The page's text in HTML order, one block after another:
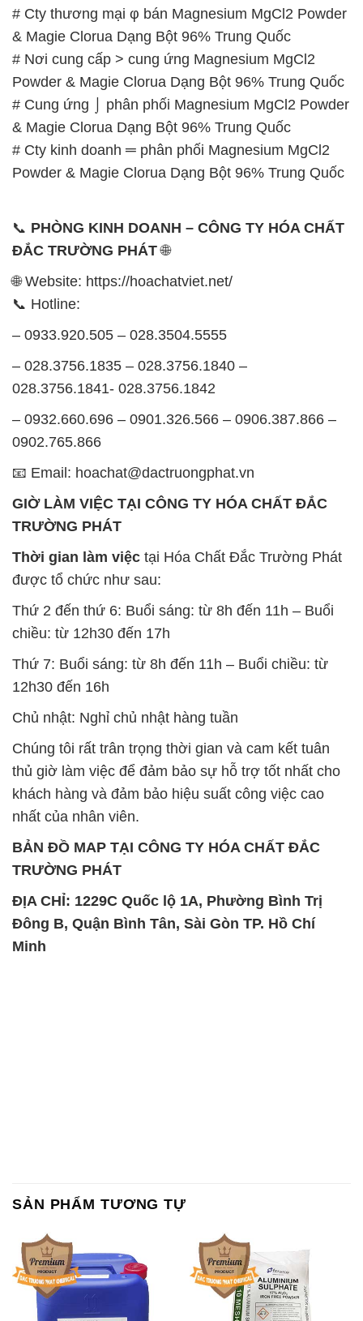
# Cty thương mại φ bán Magnesium MgCl2 Powder
& Magie Clorua Dạng Bột 96% Trung Quốc
# Nơi cung cấp > cung ứng Magnesium MgCl2
Powder & Magie Clorua Dạng Bột 96% Trung Quốc
# Cung ứng ⌡ phân phối Magnesium MgCl2 Powder
& Magie Clorua Dạng Bột 96% Trung Quốc
# Cty kinh doanh ═ phân phối Magnesium MgCl2
Powder & Magie Clorua Dạng Bột 96% Trung Quốc
📞 PHÒNG KINH DOANH – CÔNG TY HÓA CHẤT
ĐẮC TRƯỜNG PHÁT🌐
🌐 Website: https://hoachatviet.net/
📞 Hotline:
– 0933.920.505 – 028.3504.5555
– 028.3756.1835 – 028.3756.1840 –
028.3756.1841- 028.3756.1842
– 0932.660.696 – 0901.326.566 – 0906.387.866 –
0902.765.866
📧 Email: hoachat@dactruongphat.vn
GIỜ LÀM VIỆC TẠI CÔNG TY HÓA CHẤT ĐẮC
TRƯỜNG PHÁT
Thời gian làm việc tại Hóa Chất Đắc Trường Phát
được tổ chức như sau:
Thứ 2 đến thứ 6: Buổi sáng: từ 8h đến 11h – Buổi
chiều: từ 12h30 đến 17h
Thứ 7: Buổi sáng: từ 8h đến 11h – Buổi chiều: từ
12h30 đến 16h
Chủ nhật: Nghỉ chủ nhật hàng tuần
Chúng tôi rất trân trọng thời gian và cam kết tuân
thủ giờ làm việc để đảm bảo sự hỗ trợ tốt nhất cho
khách hàng và đảm bảo hiệu suất công việc cao
nhất của nhân viên.
BẢN ĐỒ MAP TẠI CÔNG TY HÓA CHẤT ĐẮC
TRƯỜNG PHÁT
ĐỊA CHỈ: 1229C Quốc lộ 1A, Phường Bình Trị
Đông B, Quận Bình Tân, Sài Gòn TP. Hồ Chí
Minh
SẢN PHẨM TƯƠNG TỰ